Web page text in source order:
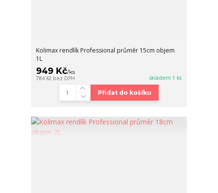
Kolimax rendlík Professional průměr 15cm objem
1L
949 Kč/ks
784 Kč bez DPH skladem 1 ks
Přidat do košíku